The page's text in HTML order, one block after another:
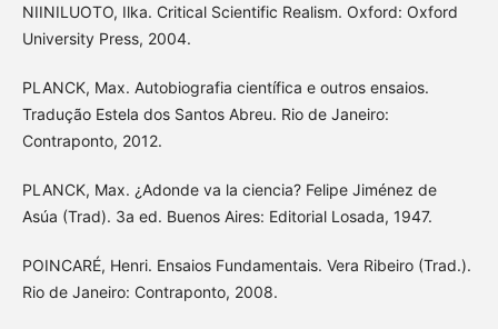
NIINILUOTO, Ilka. Critical Scientific Realism. Oxford: Oxford
University Press, 2004.
PLANCK, Max. Autobiografia científica e outros ensaios.
Tradução Estela dos Santos Abreu. Rio de Janeiro:
Contraponto, 2012.
PLANCK, Max. ¿Adonde va la ciencia? Felipe Jiménez de
Asúa (Trad). 3a ed. Buenos Aires: Editorial Losada, 1947.
POINCARÉ, Henri. Ensaios Fundamentais. Vera Ribeiro (Trad.).
Rio de Janeiro: Contraponto, 2008.